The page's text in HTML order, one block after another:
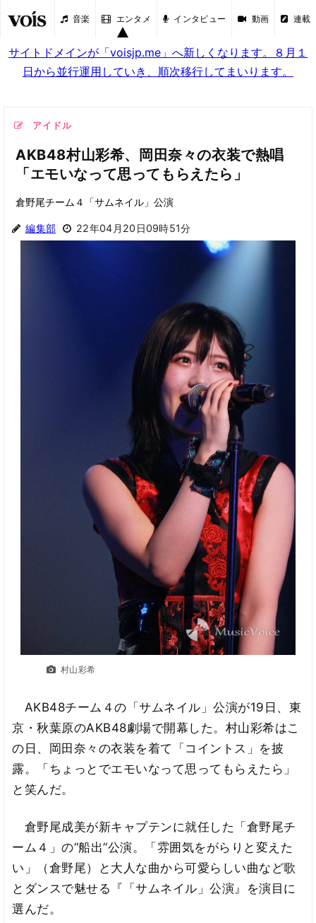
音楽 エンタメ インタビュー 動画 連載
サイトドメインが「voisjp.me」へ新しくなります。８月１
日から並行運用していき、順次移行してまいります。
アイドル
AKB48村山彩希、岡田奈々の衣装で熱唱
「エモいなって思ってもらえたら」
倉野尾チーム４「サムネイル」公演
編集部 22年04月20日09時51分
村山彩希
AKB48チーム４の「サムネイル」公演が19日、東
京・秋葉原のAKB48劇場で開幕した。村山彩希はこ
の日、岡田奈々の衣装を着て「コイントス」を披
露。「ちょっとでエモいなって思ってもらえたら」
と笑んだ。
倉野尾成美が新キャプテンに就任した「倉野尾チ
ーム４」の“船出”公演。「雰囲気をがらりと変えた
い」（倉野尾）と大人な曲から可愛らしい曲など歌
とダンスで魅せる『「サムネイル」公演』を演目に
選んだ。